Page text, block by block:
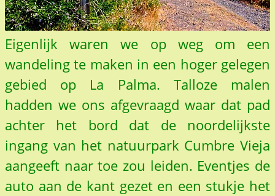
Eigenlijk waren we op weg om een
wandeling te maken in een hoger gelegen
gebied op La Palma. Talloze malen
hadden we ons afgevraagd waar dat pad
achter het bord dat de noordelijkste
ingang van het natuurpark Cumbre Vieja
aangeeft naar toe zou leiden. Eventjes de
auto aan de kant gezet en een stukje het